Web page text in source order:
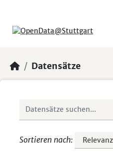
Datensätze
Sortieren nach